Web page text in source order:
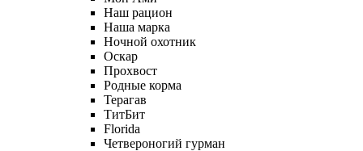
Наш рацион
Наша марка
Ночной охотник
Оскар
Прохвост
Родные корма
Терагав
ТитБит
Florida
Четвероногий гурман